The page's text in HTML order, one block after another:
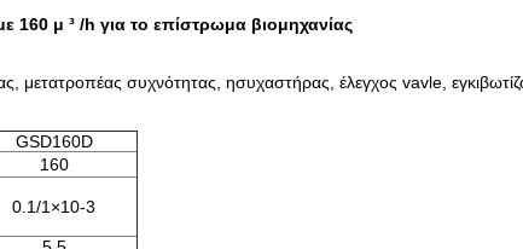
160 μ ³ /h για το επίστρωμα βιομηχανίας
μετατροπέας συχνότητας, ησυχαστήρας, έλεγχος vavle,
GSD160D
160
0.1/1×10-3